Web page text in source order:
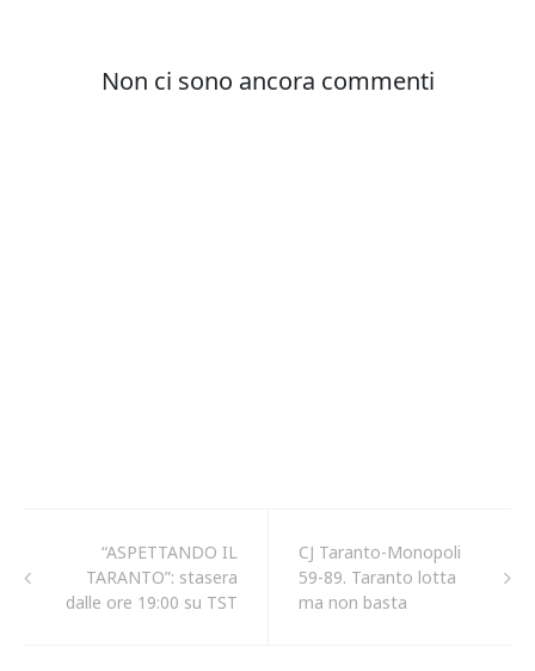
“ASPETTANDO IL
TARANTO”: stasera
dalle ore 19:00 su TST
CJ Taranto-Monopoli
59-89. Taranto lotta
ma non basta